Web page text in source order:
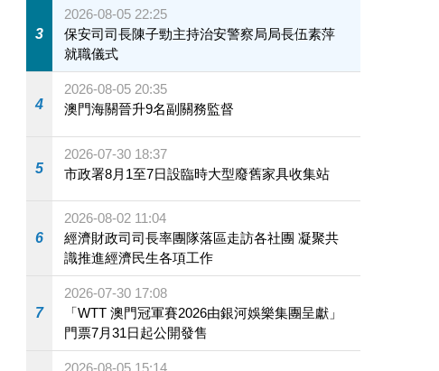
3
2026-08-05 22:25
保安司司長陳子勁主持治安警察局局長伍素萍
就職儀式
4
2026-08-05 20:35
澳門海關晉升9名副關務監督
5
2026-07-30 18:37
市政署8月1至7日設臨時大型廢舊家具收集站
6
2026-08-02 11:04
經濟財政司司長率團隊落區走訪各社團 凝聚共
識推進經濟民生各項工作
7
2026-07-30 17:08
「WTT 澳門冠軍賽2026由銀河娛樂集團呈獻」
門票7月31日起公開發售